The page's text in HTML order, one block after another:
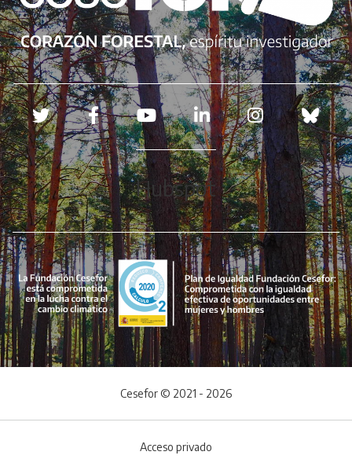
Redes sociales
Hubspot
Cesefor © 2021 - 2026
Acceso privado